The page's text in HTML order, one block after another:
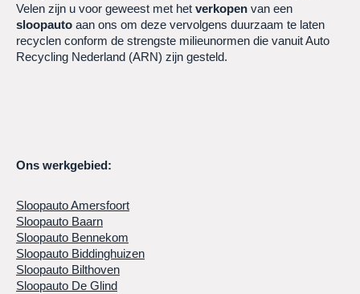
Velen zijn u voor geweest met het verkopen van een
sloopauto aan ons om deze vervolgens duurzaam te laten
recyclen conform de strengste milieunormen die vanuit Auto
Recycling Nederland (ARN) zijn gesteld.
Ons werkgebied:
Sloopauto Amersfoort
Sloopauto Baarn
Sloopauto Bennekom
Sloopauto Biddinghuizen
Sloopauto Bilthoven
Sloopauto De Glind